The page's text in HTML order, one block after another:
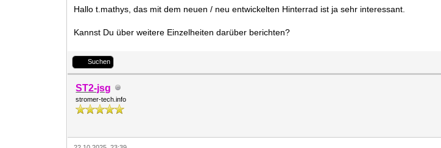
Hallo t.mathys, das mit dem neuen / neu entwickelten Hinterrad ist ja sehr interessant.
Kannst Du über weitere Einzelheiten darüber berichten?
Suchen
ST2-jsg
stromer-tech.info